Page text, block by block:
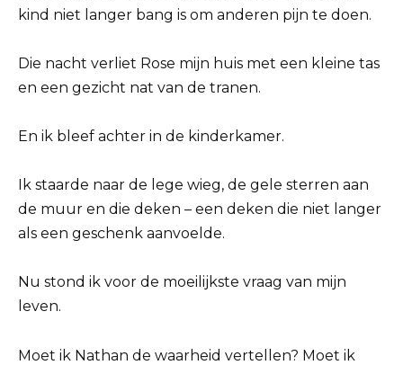
kind niet langer bang is om anderen pijn te doen.
Die nacht verliet Rose mijn huis met een kleine tas
en een gezicht nat van de tranen.
En ik bleef achter in de kinderkamer.
Ik staarde naar de lege wieg, de gele sterren aan
de muur en die deken – een deken die niet langer
als een geschenk aanvoelde.
Nu stond ik voor de moeilijkste vraag van mijn
leven.
Moet ik Nathan de waarheid vertellen? Moet ik